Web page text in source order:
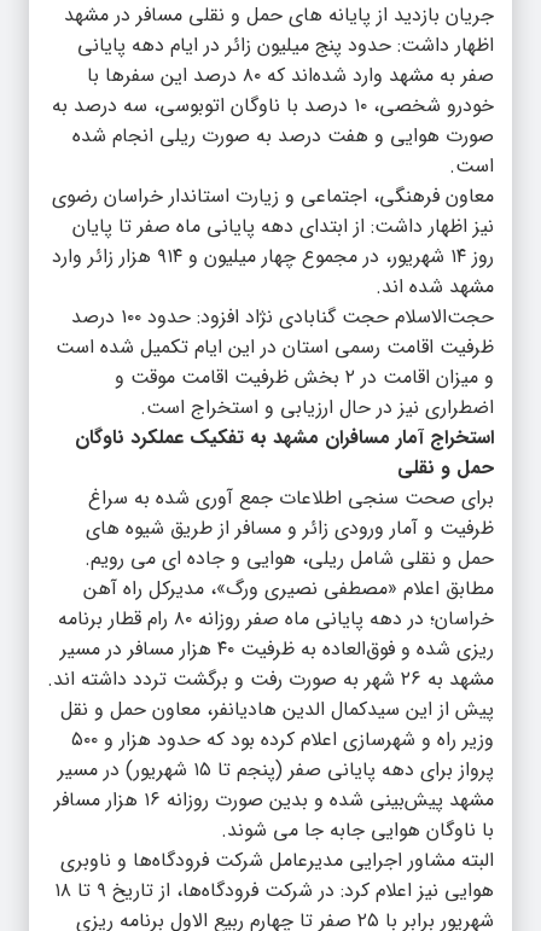
جریان بازدید از پایانه های حمل و نقلی مسافر در مشهد
اظهار داشت: حدود پنج میلیون زائر در ایام دهه پایانی
صفر به مشهد وارد شده‌اند که ۸۰ درصد این سفرها با
خودرو شخصی، ۱۰ درصد با ناوگان اتوبوسی، سه درصد به
صورت هوایی و هفت درصد به صورت ریلی انجام شده
است.
معاون فرهنگی، اجتماعی و زیارت استاندار خراسان رضوی
نیز اظهار داشت: از ابتدای دهه پایانی ماه صفر تا پایان
روز ۱۴ شهریور، در مجموع چهار میلیون و ۹۱۴ هزار زائر وارد
مشهد شده اند.
حجت‌الاسلام حجت گنابادی نژاد افزود: حدود ۱۰۰ درصد
ظرفیت اقامت رسمی استان در این ایام تکمیل شده است
و میزان اقامت در ۲ بخش ظرفیت اقامت موقت و
اضطراری نیز در حال ارزیابی و استخراج است.
استخراج آمار مسافران مشهد به تفکیک عملکرد ناوگان
حمل و نقلی
برای صحت سنجی اطلاعات جمع آوری شده به سراغ
ظرفیت و آمار ورودی زائر و مسافر از طریق شیوه های
حمل و نقلی شامل ریلی، هوایی و جاده ای می رویم.
مطابق اعلام «مصطفی نصیری ورگ»، مدیرکل راه آهن
خراسان؛ در دهه پایانی ماه صفر روزانه ۸۰ رام قطار برنامه
ریزی شده و فوق‌العاده به ظرفیت ۴۰ هزار مسافر در مسیر
مشهد به ۲۶ شهر به صورت رفت و برگشت تردد داشته اند.
پیش از این سیدکمال الدین هادیانفر، معاون حمل و نقل
وزیر راه و شهرسازی اعلام کرده بود که حدود هزار و ۵۰۰
پرواز برای دهه پایانی صفر (پنجم تا ۱۵ شهریور) در مسیر
مشهد پیش‌بینی شده و بدین صورت روزانه ۱۶ هزار مسافر
با ناوگان هوایی جابه جا می شوند.
البته مشاور اجرایی مدیرعامل شرکت فرودگاه‌ها و ناوبری
هوایی نیز اعلام کرد: در شرکت فرودگاه‌ها، از تاریخ ۹ تا ۱۸
شهریور برابر با ۲۵ صفر تا چهارم ربیع الاول برنامه ریزی